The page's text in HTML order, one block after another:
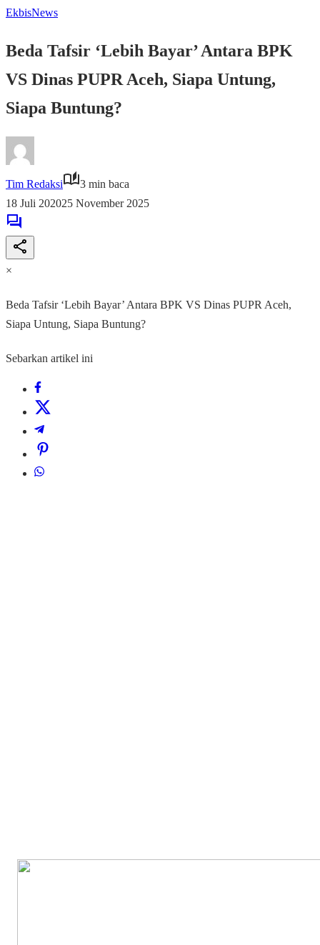
EkbisNews
Beda Tafsir ‘Lebih Bayar’ Antara BPK
VS Dinas PUPR Aceh, Siapa Untung,
Siapa Buntung?
Tim Redaksi
3 min baca
18 Juli 202025 November 2025
×
Beda Tafsir ‘Lebih Bayar’ Antara BPK VS Dinas PUPR Aceh,
Siapa Untung, Siapa Buntung?
Sebarkan artikel ini